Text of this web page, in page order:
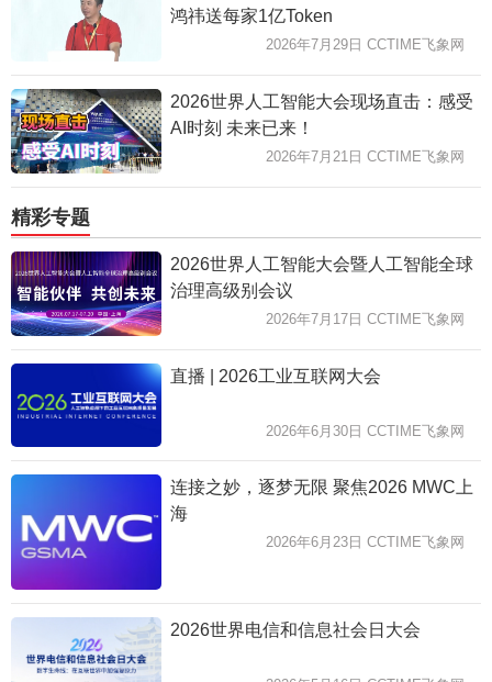
鸿祎送每家1亿Token
2026年7月29日 CCTIME飞象网
2026世界人工智能大会现场直击：感受
AI时刻 未来已来！
2026年7月21日 CCTIME飞象网
精彩专题
2026世界人工智能大会暨人工智能全球
治理高级别会议
2026年7月17日 CCTIME飞象网
直播 | 2026工业互联网大会
2026年6月30日 CCTIME飞象网
连接之妙，逐梦无限 聚焦2026 MWC上
海
2026年6月23日 CCTIME飞象网
2026世界电信和信息社会日大会